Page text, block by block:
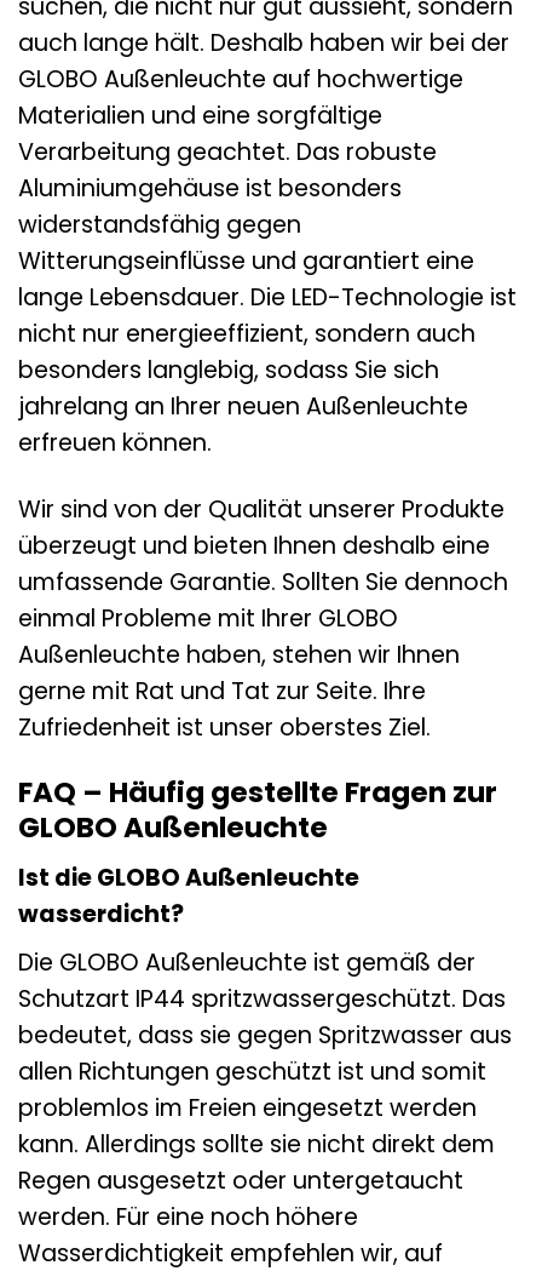
auch lange hält. Deshalb haben wir bei der
GLOBO Außenleuchte auf hochwertige
Materialien und eine sorgfältige
Verarbeitung geachtet. Das robuste
Aluminiumgehäuse ist besonders
widerstandsfähig gegen
Witterungseinflüsse und garantiert eine
lange Lebensdauer. Die LED-Technologie ist
nicht nur energieeffizient, sondern auch
besonders langlebig, sodass Sie sich
jahrelang an Ihrer neuen Außenleuchte
erfreuen können.
Wir sind von der Qualität unserer Produkte
überzeugt und bieten Ihnen deshalb eine
umfassende Garantie. Sollten Sie dennoch
einmal Probleme mit Ihrer GLOBO
Außenleuchte haben, stehen wir Ihnen
gerne mit Rat und Tat zur Seite. Ihre
Zufriedenheit ist unser oberstes Ziel.
FAQ – Häufig gestellte Fragen zur
GLOBO Außenleuchte
Ist die GLOBO Außenleuchte
wasserdicht?
Die GLOBO Außenleuchte ist gemäß der
Schutzart IP44 spritzwassergeschützt. Das
bedeutet, dass sie gegen Spritzwasser aus
allen Richtungen geschützt ist und somit
problemlos im Freien eingesetzt werden
kann. Allerdings sollte sie nicht direkt dem
Regen ausgesetzt oder untergetaucht
werden. Für eine noch höhere
Wasserdichtigkeit empfehlen wir, auf